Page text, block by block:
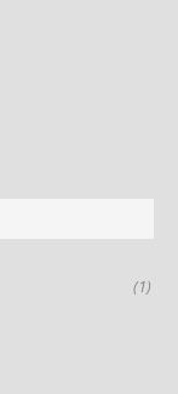
(1)